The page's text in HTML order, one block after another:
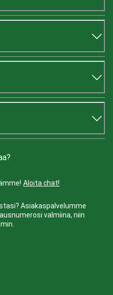
Aloita chat!
Asiakaspalvelumme
valmiina, niin